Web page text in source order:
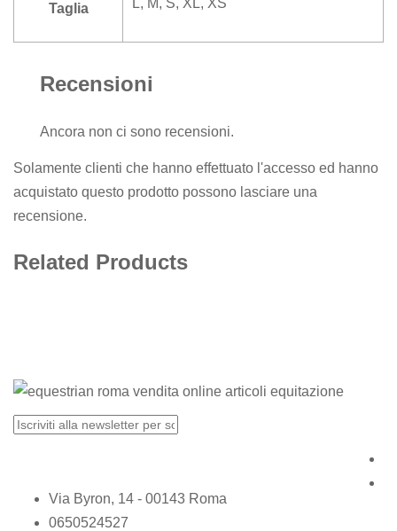
Taglia L, M, S, XL, XS
Recensioni
Ancora non ci sono recensioni.
Solamente clienti che hanno effettuato l'accesso ed hanno
acquistato questo prodotto possono lasciare una
recensione.
Related Products
Via Byron, 14 - 00143 Roma
0650524527